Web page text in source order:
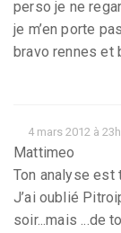
perso je ne
je m’en porte
bravo rennes et
4 mars 2012 à
Mattimeo
Ton analyse est
J’ai oublié
soir...mais ...de